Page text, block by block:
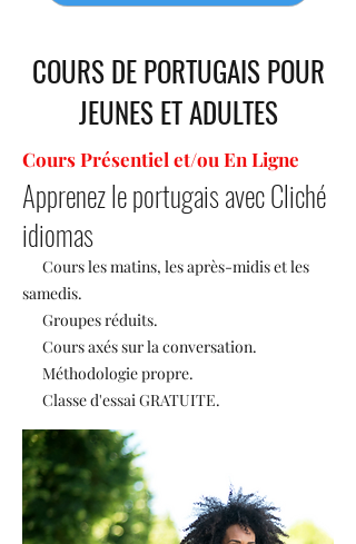
COURS DE PORTUGAIS POUR
JEUNES ET ADULTES
Cours Présentiel et/ou En Ligne
Apprenez le portugais avec Cliché
idiomas
Cours les matins, les après-midis et les
samedis.
Groupes réduits.
Cours axés sur la conversation.
Méthodologie propre.
Classe d'essai GRATUITE.